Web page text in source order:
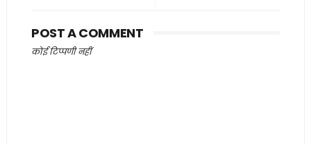
POST A COMMENT
कोई टिप्पणी नहीं